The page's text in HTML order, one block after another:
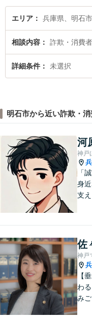
エリア 兵庫県、明石市
相談内容 詐欺・消費
詳細条件 未選択
明石市から近い詐欺・
河
神戸
「
身
支
続
生
ま
ン
佐
神戸
【
わ
み